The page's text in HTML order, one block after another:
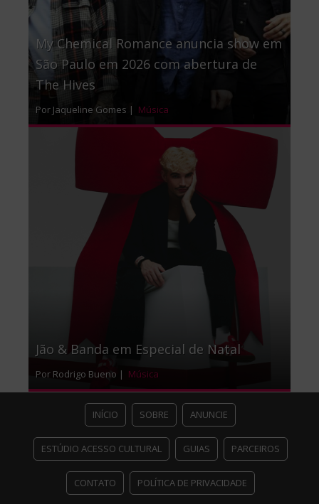
My Chemical Romance anuncia show em
São Paulo em 2026 com abertura de
The Hives
Por Jaqueline Gomes | Música
Jão & Banda em Especial de Natal
Por Rodrigo Bueno | Música
INÍCIO SOBRE ANUNCIE
ESTÚDIO ACESSO CULTURAL GUIAS PARCEIROS
CONTATO POLÍTICA DE PRIVACIDADE